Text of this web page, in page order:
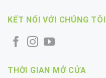
KẾT NỐI VỚI CHÚNG TÔI
THỜI GIAN MỞ CỬA